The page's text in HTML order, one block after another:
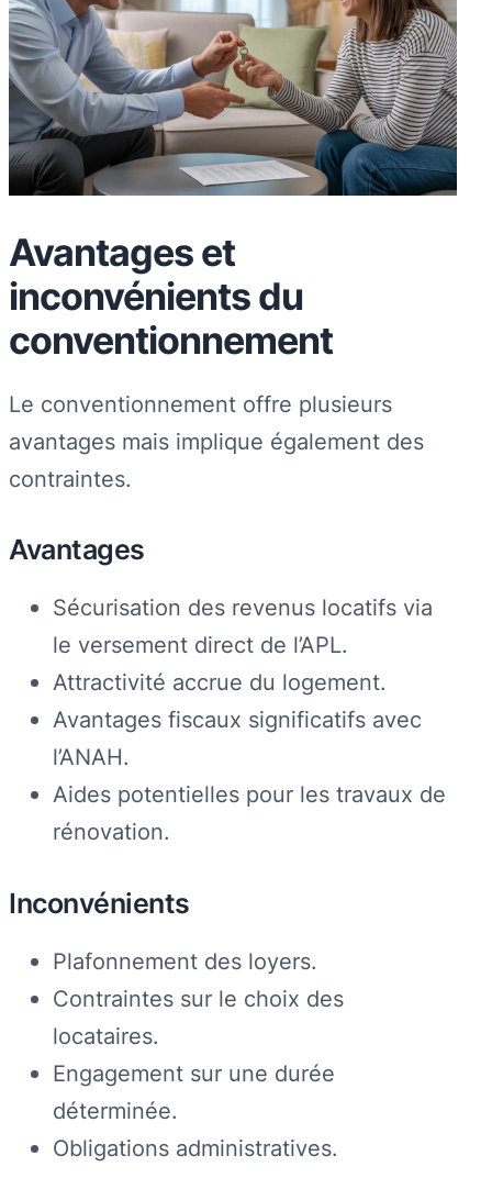
Avantages et
inconvénients du
conventionnement
Le conventionnement offre plusieurs
avantages mais implique également des
contraintes.
Avantages
Sécurisation des revenus locatifs via
le versement direct de l’APL.
Attractivité accrue du logement.
Avantages fiscaux significatifs avec
l’ANAH.
Aides potentielles pour les travaux de
rénovation.
Inconvénients
Plafonnement des loyers.
Contraintes sur le choix des
locataires.
Engagement sur une durée
déterminée.
Obligations administratives.